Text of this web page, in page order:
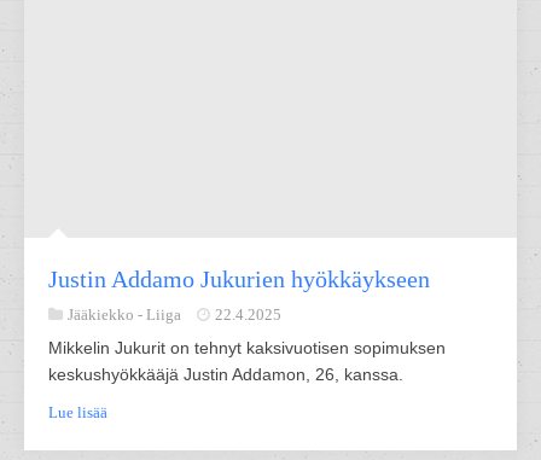
Justin Addamo Jukurien hyökkäykseen
Jääkiekko - Liiga 22.4.2025
Mikkelin Jukurit on tehnyt kaksivuotisen sopimuksen
keskushyökkääjä Justin Addamon, 26, kanssa.
Lue lisää